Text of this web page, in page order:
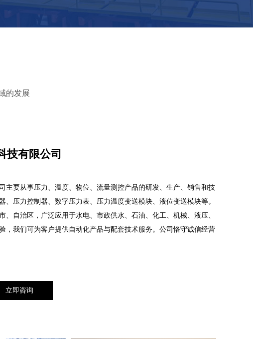
的发展
技有限公司
主要从事压力、温度、物位、流量测控产品的研发、生产、销售和技
、压力控制器、数字压力表、压力温度变送模块、液位变送模块等。
、自治区，广泛应用于水电、市政供水、石油、化工、机械、液压、
，我们可为客户提供自动化产品与配套技术服务。公司恪守诚信经营
立即咨询